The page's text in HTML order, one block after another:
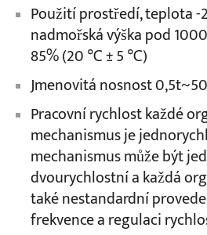
Použití prostředí, teplota
nadmořská výška pod
85% (20 ℃ ± 5 ℃)
Jmenovitá nosnost
Pracovní rychlost každé
mechanismus je
mechanismus může být
dvourychlostní a každá
také nestandardní
frekvence a regulaci